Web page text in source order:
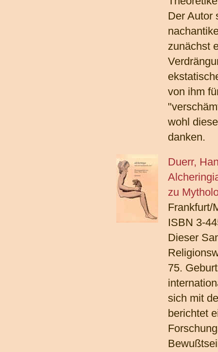
Der Autor
zunächst
von ihm
wohl
danken.
Duerr,
zu
Frankfurt/
ISBN 3-
Dieser
75.
sich mit
berichtet